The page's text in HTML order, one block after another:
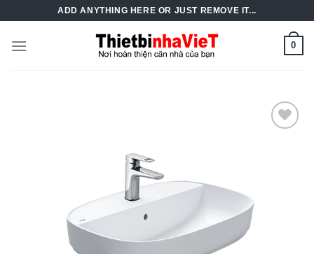
content
ADD ANYTHING HERE OR JUST REMOVE IT...
0